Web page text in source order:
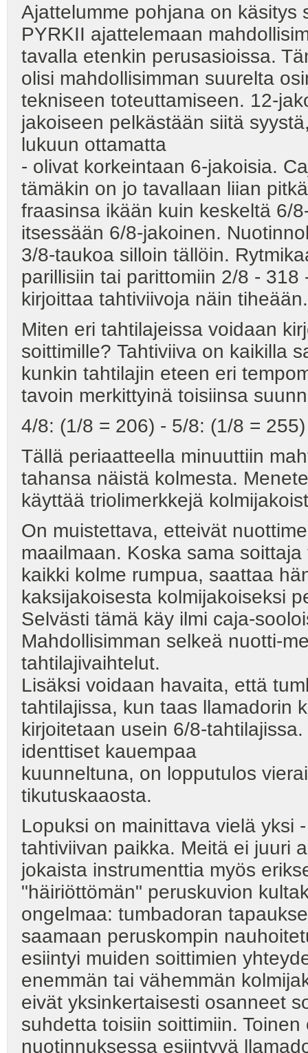
Ajattelumme pohjana on käsitys
PYRKII ajattelemaan
tavalla etenkin perusasioissa.
olisi mahdollisimman suurelta
tekniseen toteuttamiseen. 12-
jakoiseen pelkästään siitä
lukuun ottamatta
- olivat korkeintaan 6-jakoisia.
tämäkin on jo tavallaan liian
fraasinsa ikään kuin keskeltä 6/
itsessään 6/8-jakoinen.
3/8-taukoa silloin tällöin.
parillisiin tai parittomiin 2/8 -
kirjoittaa tahtiviivoja näin tiheään.
Miten eri tahtilajeissa voidaan
soittimille? Tahtiviiva on kaikilla
kunkin tahtilajin eteen eri
tavoin merkittyinä toisiinsa
4/8: (1/8 = 206) - 5/8: (1/8 =
Tällä periaatteella minuuttiin
tahansa näistä kolmesta.
käyttää triolimerkkejä
On muistettava, etteivät
maailmaan. Koska sama
kaikki kolme rumpua, saattaa
kaksijakoisesta kolmijakoiseksi
Selvästi tämä käy ilmi caja-
Mahdollisimman selkeä nuotti-
tahtilajivaihtelut.
Lisäksi voidaan havaita, että
tahtilajissa, kun taas llamadorin
kirjoitetaan usein 6/8-
identtiset kauempaa
kuunneltuna, on lopputulos
tikutuskaaosta.
Lopuksi on mainittava vielä yksi
tahtiviivan paikka. Meitä ei juuri
jokaista instrumenttia myös
"häiriöttömän" peruskuvion
ongelmaa: tumbadoran
saamaan peruskompin
esiintyi muiden soittimien
enemmän tai vähemmän
eivät yksinkertaisesti osanneet
suhdetta toisiin soittimiin.
nuotinnuksessa esiintyvä